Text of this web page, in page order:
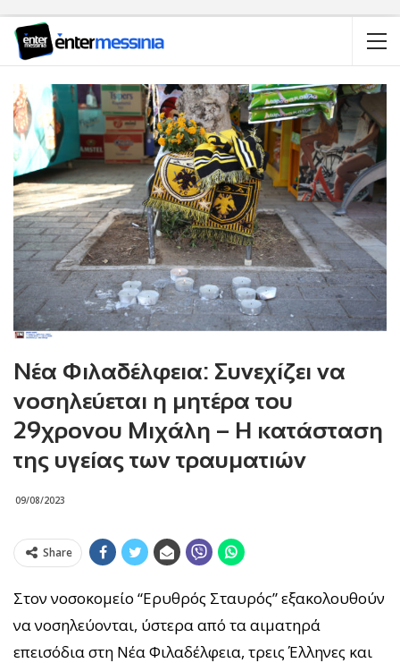
Νέα Φιλαδέλφεια: Συνεχίζει να
νοσηλεύεται η μητέρα του
29χρονου Μιχάλη – Η κατάσταση
της υγείας των τραυματιών
09/08/2023
Share
Στον νοσοκομείο “Ερυθρός Σταυρός” εξακολουθούν
να νοσηλεύονται, ύστερα από τα αιματηρά
επεισόδια στη Νέα Φιλαδέλφεια, τρεις Έλληνες και